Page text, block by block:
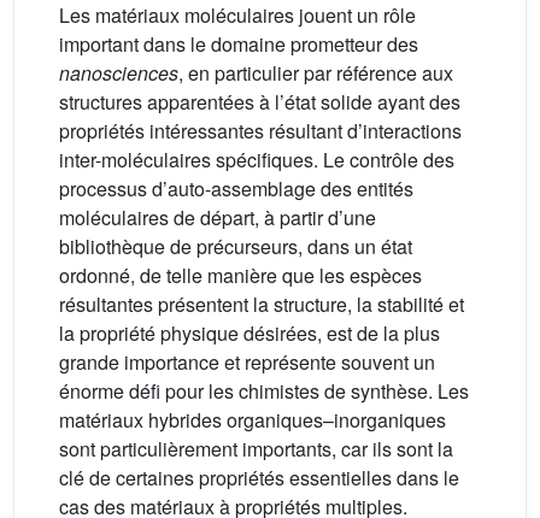
Les matériaux moléculaires jouent un rôle
important dans le domaine prometteur des
nanosciences, en particulier par référence aux
structures apparentées à l’état solide ayant des
propriétés intéressantes résultant d’interactions
inter-moléculaires spécifiques. Le contrôle des
processus d’auto-assemblage des entités
moléculaires de départ, à partir d’une
bibliothèque de précurseurs, dans un état
ordonné, de telle manière que les espèces
résultantes présentent la structure, la stabilité et
la propriété physique désirées, est de la plus
grande importance et représente souvent un
énorme défi pour les chimistes de synthèse. Les
matériaux hybrides organiques–inorganiques
sont particulièrement importants, car ils sont la
clé de certaines propriétés essentielles dans le
cas des matériaux à propriétés multiples.